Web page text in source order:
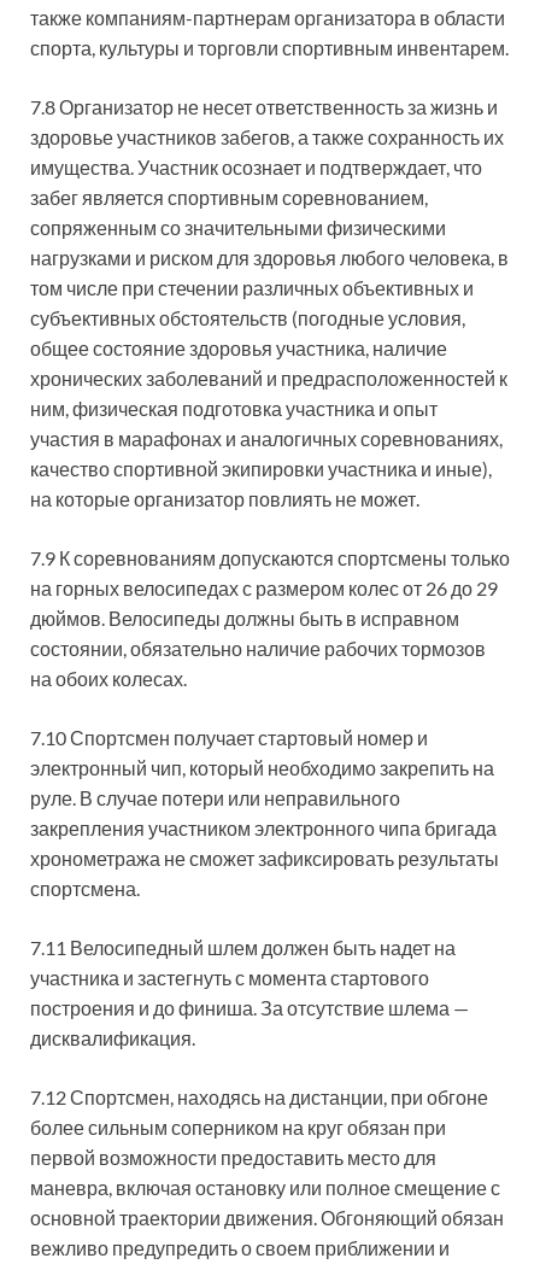
также компаниям-партнерам организатора в области
спорта, культуры и торговли спортивным инвентарем.
7.8 Организатор не несет ответственность за жизнь и
здоровье участников забегов, а также сохранность их
имущества. Участник осознает и подтверждает, что
забег является спортивным соревнованием,
сопряженным со значительными физическими
нагрузками и риском для здоровья любого человека, в
том числе при стечении различных объективных и
субъективных обстоятельств (погодные условия,
общее состояние здоровья участника, наличие
хронических заболеваний и предрасположенностей к
ним, физическая подготовка участника и опыт
участия в марафонах и аналогичных соревнованиях,
качество спортивной экипировки участника и иные),
на которые организатор повлиять не может.
7.9 К соревнованиям допускаются спортсмены только
на горных велосипедах с размером колес от 26 до 29
дюймов. Велосипеды должны быть в исправном
состоянии, обязательно наличие рабочих тормозов
на обоих колесах.
7.10 Спортсмен получает стартовый номер и
электронный чип, который необходимо закрепить на
руле. В случае потери или неправильного
закрепления участником электронного чипа бригада
хронометража не сможет зафиксировать результаты
спортсмена.
7.11 Велосипедный шлем должен быть надет на
участника и застегнуть с момента стартового
построения и до финиша. За отсутствие шлема —
дисквалификация.
7.12 Спортсмен, находясь на дистанции, при обгоне
более сильным соперником на круг обязан при
первой возможности предоставить место для
маневра, включая остановку или полное смещение с
основной траектории движения. Обгоняющий обязан
вежливо предупредить о своем приближении и